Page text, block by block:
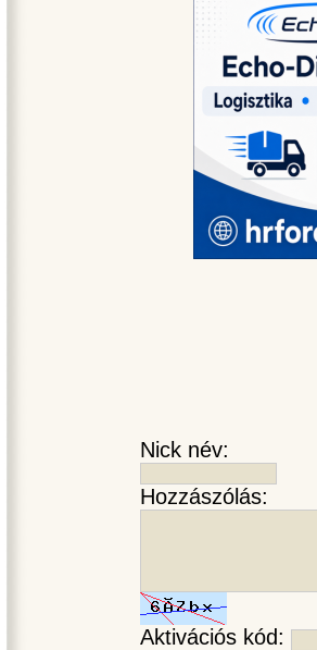
Nick név:
Hozzászólás:
Aktivációs kód: